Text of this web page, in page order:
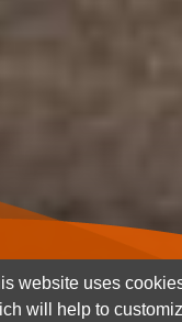
website uses
will help to